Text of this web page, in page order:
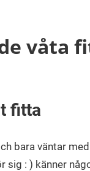
våta
fitta
bara väntar med
sig : ) känner